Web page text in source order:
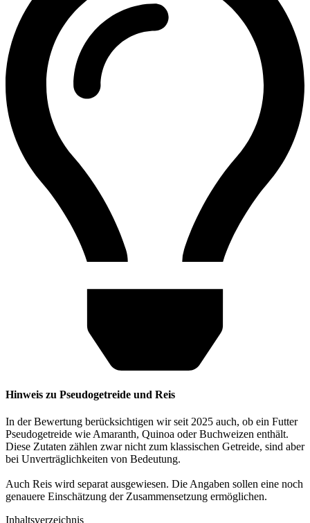
Hinweis zu Pseudogetreide und Reis
In der Bewertung berücksichtigen wir seit 2025 auch, ob ein Futter
Pseudogetreide wie Amaranth, Quinoa oder Buchweizen enthält.
Diese Zutaten zählen zwar nicht zum klassischen Getreide, sind aber
bei Unverträglichkeiten von Bedeutung.
Auch Reis wird separat ausgewiesen. Die Angaben sollen eine noch
genauere Einschätzung der Zusammensetzung ermöglichen.
Inhaltsverzeichnis​